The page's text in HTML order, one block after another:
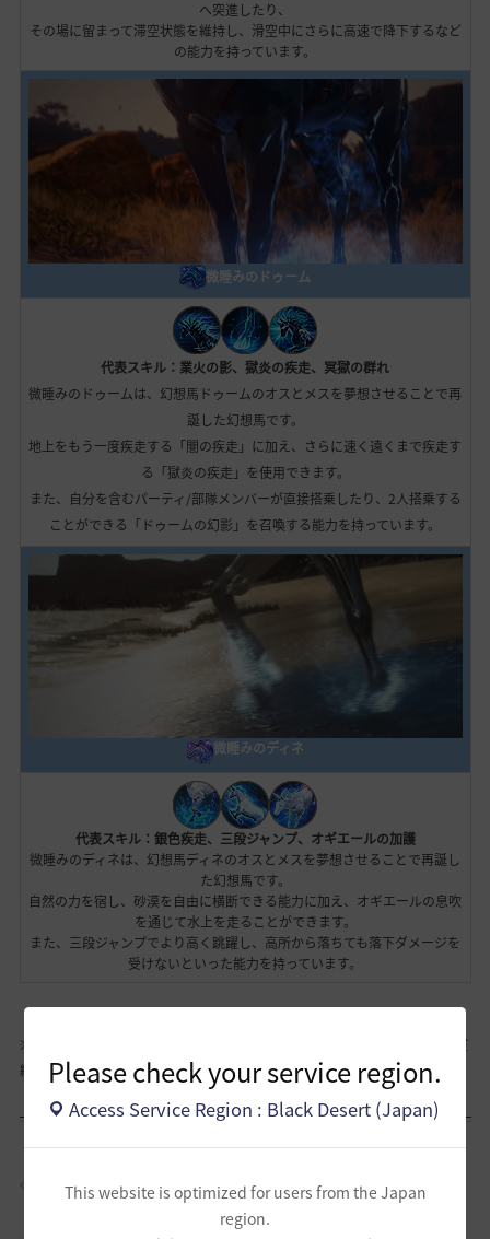
Please check your service region.
Access Service Region : Black Desert (Japan)
This website is optimized for users from the Japan
region.
へ突進したり、
その場に留まって滞空状態を維持し、滑空中にさらに高速で降下するなど
の能力を持っています。
微睡みのドゥーム
代表スキル：業火の影、獄炎の疾走、冥獄の群れ
微睡みのドゥームは、幻想馬ドゥームのオスとメスを夢想させることで再
誕した幻想馬です。
地上をもう一度疾走する「闇の疾走」に加え、さらに速く遠くまで疾走す
る「獄炎の疾走」を使用できます。
また、自分を含むパーティ/部隊メンバーが直接搭乗したり、2人搭乗する
ことができる「ドゥームの幻影」を召喚する能力を持っています。
微睡みのディネ
代表スキル：銀色疾走、三段ジャンプ、オギエールの加護
微睡みのディネは、幻想馬ディネのオスとメスを夢想させることで再誕し
た幻想馬です。
自然の力を宿し、砂漠を自由に横断できる能力に加え、オギエールの息吹
を通じて水上を走ることができます。
また、三段ジャンプでより高く跳躍し、高所から落ちても落下ダメージを
受けないといった能力を持っています。
※ 「[EV] 微睡みの幻想馬選択箱」を通じて獲得した微睡みの幻想馬は、皇室
納品および搭乗物の販売価格が著しく低いです。
【主要アップデート - シーズン：DREAM】